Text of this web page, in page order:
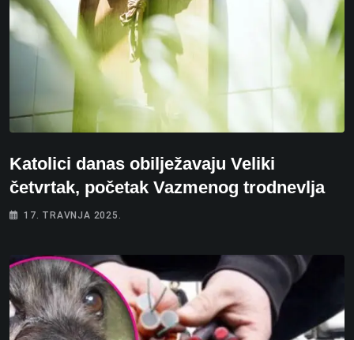
Katolici danas obilježavaju Veliki
četvrtak, početak Vazmenog trodnevlja
17. TRAVNJA 2025.